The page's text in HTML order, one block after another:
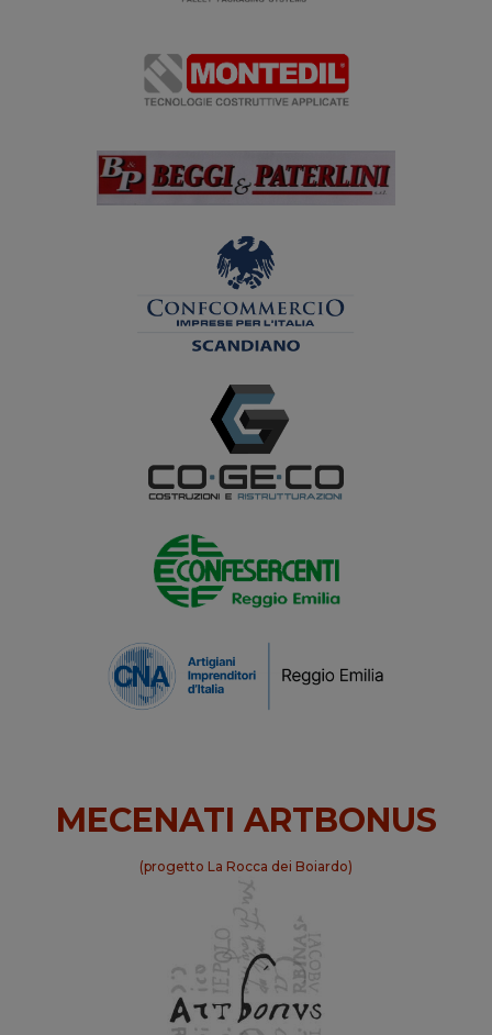
MECENATI ARTBONUS
(progetto La Rocca dei Boiardo)